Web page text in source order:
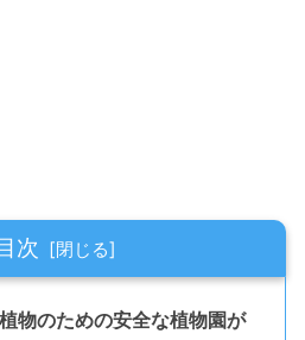
次
物のための安全な植物園が